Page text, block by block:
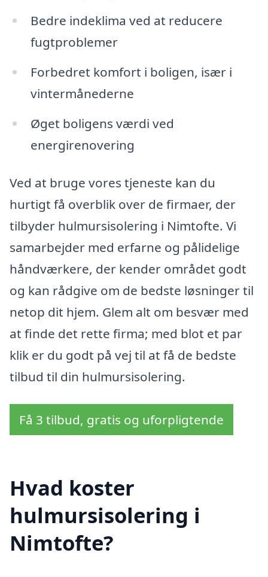
Bedre indeklima ved at reducere
fugtproblemer
Forbedret komfort i boligen, især i
vintermånederne
Øget boligens værdi ved
energirenovering
Ved at bruge vores tjeneste kan du
hurtigt få overblik over de firmaer, der
tilbyder hulmursisolering i Nimtofte. Vi
samarbejder med erfarne og pålidelige
håndværkere, der kender området godt
og kan rådgive om de bedste løsninger til
netop dit hjem. Glem alt om besvær med
at finde det rette firma; med blot et par
klik er du godt på vej til at få de bedste
tilbud til din hulmursisolering.
Få 3 tilbud, gratis og uforpligtende
Hvad koster
hulmursisolering i
Nimtofte?